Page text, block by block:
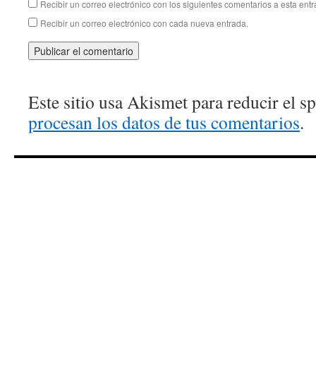
Recibir un correo electrónico con los siguientes comentarios a esta
Recibir un correo electrónico con cada nueva entrada.
Este sitio usa Akismet para reducir el
procesan los datos de tus comentarios.